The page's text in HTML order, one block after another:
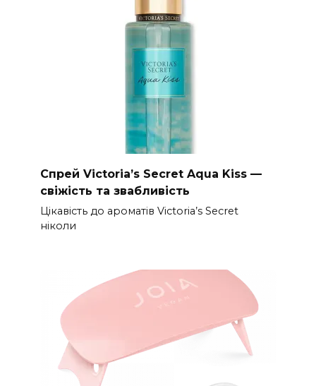
Спрей Victoria’s Secret Aqua Kiss —
свіжість та звабливість
Цікавість до ароматів Victoria’s Secret
ніколи